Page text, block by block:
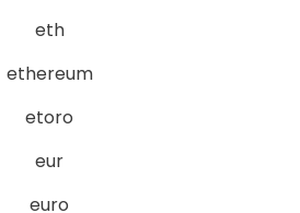
eth
ethereum
etoro
eur
euro